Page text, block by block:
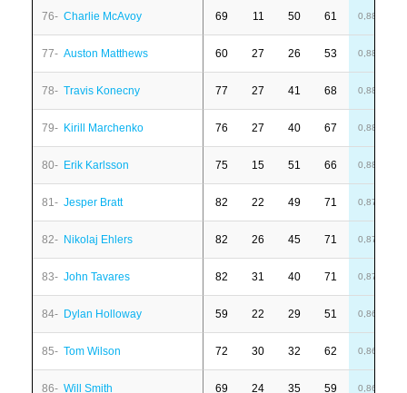
76- Charlie McAvoy 69 11 50 61 0,88
77- Auston Matthews 60 27 26 53 0,88
78- Travis Konecny 77 27 41 68 0,88
79- Kirill Marchenko 76 27 40 67 0,88
80- Erik Karlsson 75 15 51 66 0,88
81- Jesper Bratt 82 22 49 71 0,87
82- Nikolaj Ehlers 82 26 45 71 0,87
83- John Tavares 82 31 40 71 0,87
84- Dylan Holloway 59 22 29 51 0,86
85- Tom Wilson 72 30 32 62 0,86
86- Will Smith 69 24 35 59 0,86